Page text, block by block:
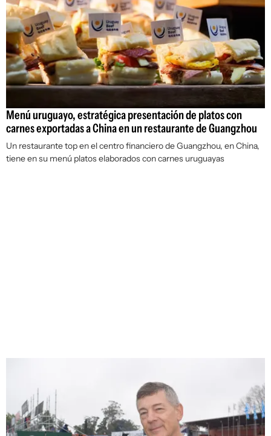
Menú uruguayo, estratégica presentación de platos con
carnes exportadas a China en un restaurante de Guangzhou
Un restaurante top en el centro financiero de Guangzhou, en China,
tiene en su menú platos elaborados con carnes uruguayas